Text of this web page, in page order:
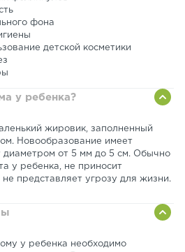
фона
детской косметики
у ребенка?
жировик, заполненный
Новообразование имеет
от 5 мм до 5 см. Обычно
у ребенка, не приносит
представляет угрозу для жизни.
у ребенка необходимо